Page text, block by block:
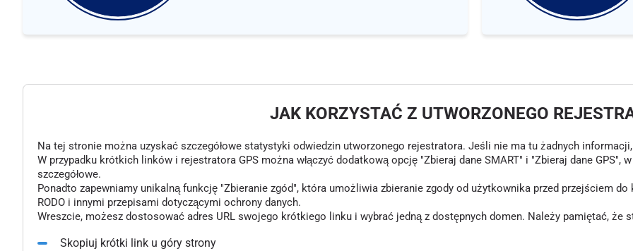
JAK KORZYSTAĆ Z UTWORZONEGO
Na tej stronie można uzyskać szczegółowe statystyki odwiedzin utworzonego rejestratora. Jeśli nie ma tu żadnych
W przypadku krótkich linków i rejestratora GPS można włączyć dodatkową opcję "Zbieraj dane SMART" i "Zbieraj dane
szczegółowe.
Ponadto zapewniamy unikalną funkcję "Zbieranie zgód", która umożliwia zbieranie zgody od użytkownika przed przejściem
RODO i innymi przepisami dotyczącymi ochrony danych.
Wreszcie, możesz dostosować adres URL swojego krótkiego linku i wybrać jedną z dostępnych domen. Należy pamiętać, że
Skopiuj krótki link u góry strony